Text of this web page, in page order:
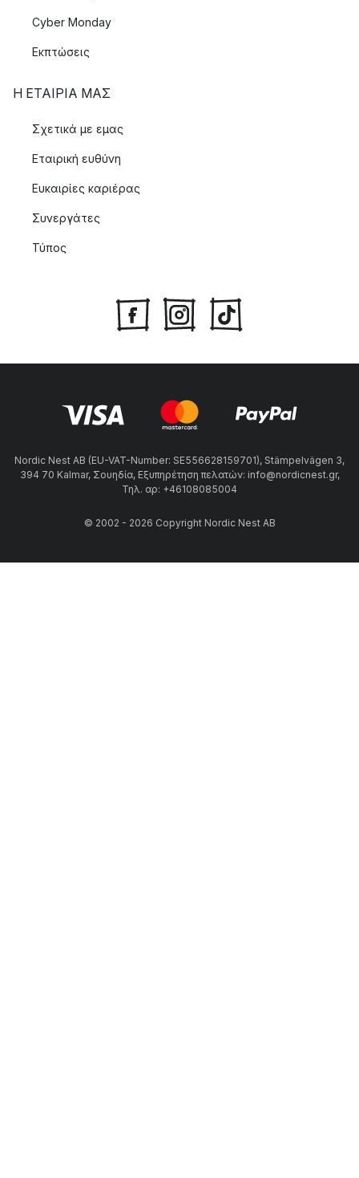
Cyber Monday
Εκπτώσεις
Η ΕΤΑΊΡΙΑ ΜΑΣ
Σχετικά με εμας
Εταιρική ευθύνη
Ευκαιρίες καριέρας
Συνεργάτες
Τύπος
Nordic Nest AB (EU-VAT-Number: SE556628159701), Stämpelvägen 3,
394 70 Kalmar, Σουηδία, Εξυπηρέτηση πελατών: info@nordicnest.gr,
Τηλ. αρ: +46108085004
© 2002 - 2026 Copyright Nordic Nest AB